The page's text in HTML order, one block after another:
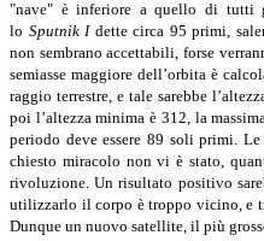
"nave" è inferiore a quello di tutti
lo Sputnik I dette circa 95 primi,
non sembrano accettabili, forse
semiasse maggiore dell’orbita è
raggio terrestre, e tale sarebbe
poi l’altezza minima è 312, la
periodo deve essere 89 soli primi.
chiesto miracolo non vi è stato,
rivoluzione. Un risultato positivo
utilizzarlo il corpo è troppo vicino, e
Dunque un nuovo satellite, il più